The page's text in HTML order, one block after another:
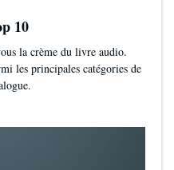
10
la crème du livre audio.
les principales catégories de